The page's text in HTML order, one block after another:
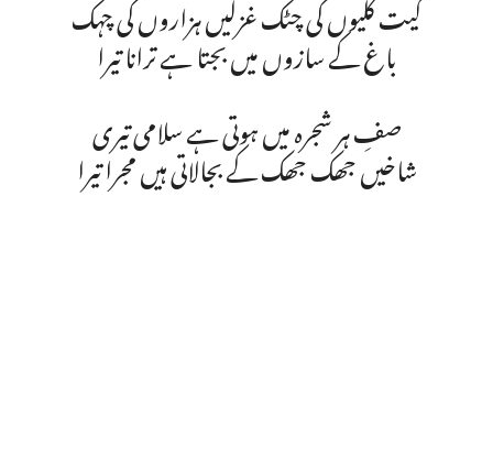
گیت کلیوں کی چٹک غزلیں ہزاروں کی چہک
باغ کے سازوں میں بجتا ہے ترانا تیرا
صفِ ہر شجرہ میں ہوتی ہے سلامی تیری
شاخیں جھک جھک کے بجالاتی ہیں مجرا تیرا